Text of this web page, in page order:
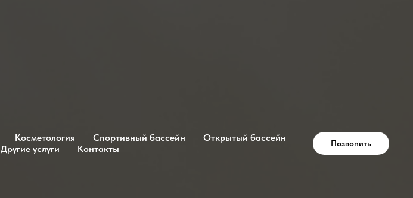
Косметология Спортивный бассейн
Открытый бассейн
Другие услуги Контакты Позвонить